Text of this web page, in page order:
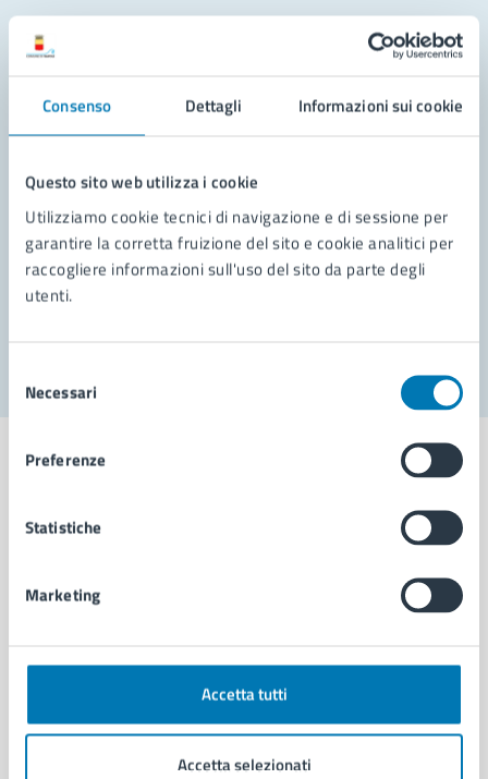
Consenso Dettagli Informazioni sui cookie
Questo sito web utilizza i cookie
Utilizziamo cookie tecnici di navigazione e di sessione per
garantire la corretta fruizione del sito e cookie analitici per
raccogliere informazioni sull'uso del sito da parte degli
utenti.
delNecessari
Preferenze
Statistiche
Marketing
Accetta tutti
Accetta selezionati
Leggi le domande frequenti
Richiedi assistenza
Prenota appuntamento
Problemi in città
Comune di Napoli
AMMINISTRAZIONE
Organi di governo
Enti e fondazioni